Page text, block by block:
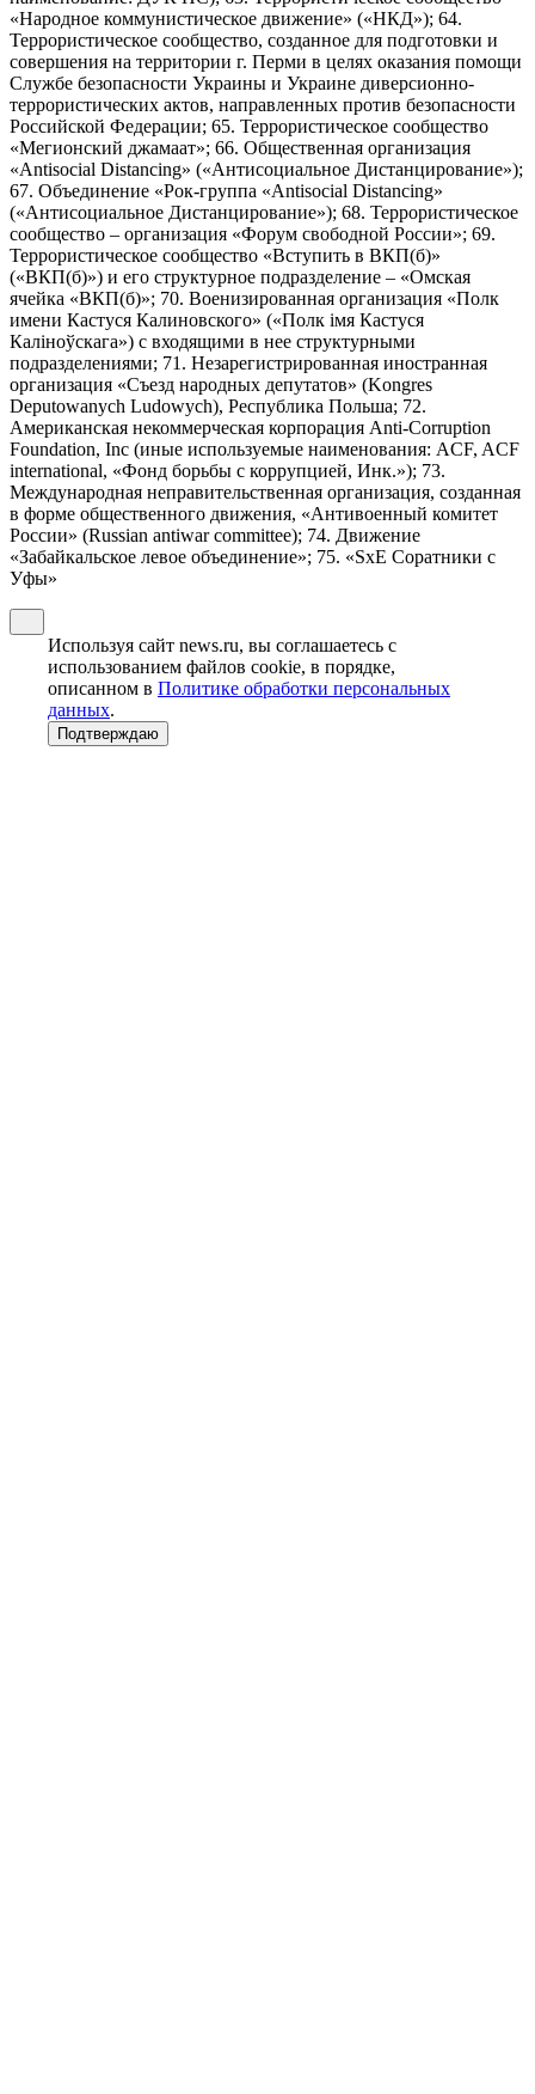
«Народное коммунистическое движение» («НКД»); 64.
Террористическое сообщество, созданное для подготовки и
совершения на территории г. Перми в целях оказания помощи
Службе безопасности Украины и Украине диверсионно-
террористических актов, направленных против безопасности
Российской Федерации; 65. Террористическое сообщество
«Мегионский джамаат»; 66. Общественная организация
«Antisocial Distancing» («Антисоциальное Дистанцирование»);
67. Объединение «Рок-группа «Antisocial Distancing»
(«Антисоциальное Дистанцирование»); 68. Террористическое
сообщество – организация «Форум свободной России»; 69.
Террористическое сообщество «Вступить в ВКП(б)»
(«ВКП(б)») и его структурное подразделение – «Омская
ячейка «ВКП(б)»; 70. Военизированная организация «Полк
имени Кастуся Калиновского» («Полк iмя Кастуся
Калiноўскага») с входящими в нее структурными
подразделениями; 71. Незарегистрированная иностранная
организация «Съезд народных депутатов» (Kongres
Deputowanych Ludowych), Республика Польша; 72.
Американская некоммерческая корпорация Anti-Corruption
Foundation, Inc (иные используемые наименования: ACF, ACF
international, «Фонд борьбы с коррупцией, Инк.»); 73.
Международная неправительственная организация, созданная
в форме общественного движения, «Антивоенный комитет
России» (Russian antiwar committee); 74. Движение
«Забайкальское левое объединение»; 75. «SxE Соратники с
Уфы»
Используя сайт news.ru, вы соглашаетесь с
использованием файлов cookie, в порядке,
описанном в Политике обработки персональных
данных.
Подтверждаю